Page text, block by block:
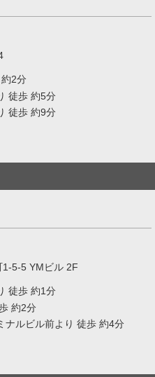
2分
徒歩 約5分
徒歩 約9分
5-5 YMビル 2F
徒歩 約1分
約2分
ナルビル前より 徒歩 約4分